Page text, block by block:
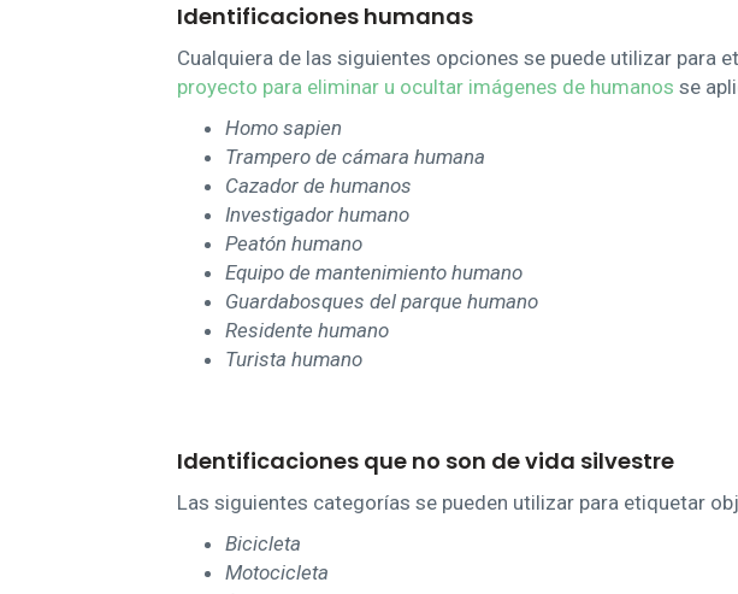
Identificaciones humanas
Cualquiera de las siguientes opciones se puede utilizar para
proyecto para eliminar u ocultar imágenes de humanos se
Homo sapien
Trampero de cámara humana
Cazador de humanos
Investigador humano
Peatón humano
Equipo de mantenimiento humano
Guardabosques del parque humano
Residente humano
Turista humano
Identificaciones que no son de vida silvestre
Las siguientes categorías se pueden utilizar para etiquetar
Bicicleta
Motocicleta